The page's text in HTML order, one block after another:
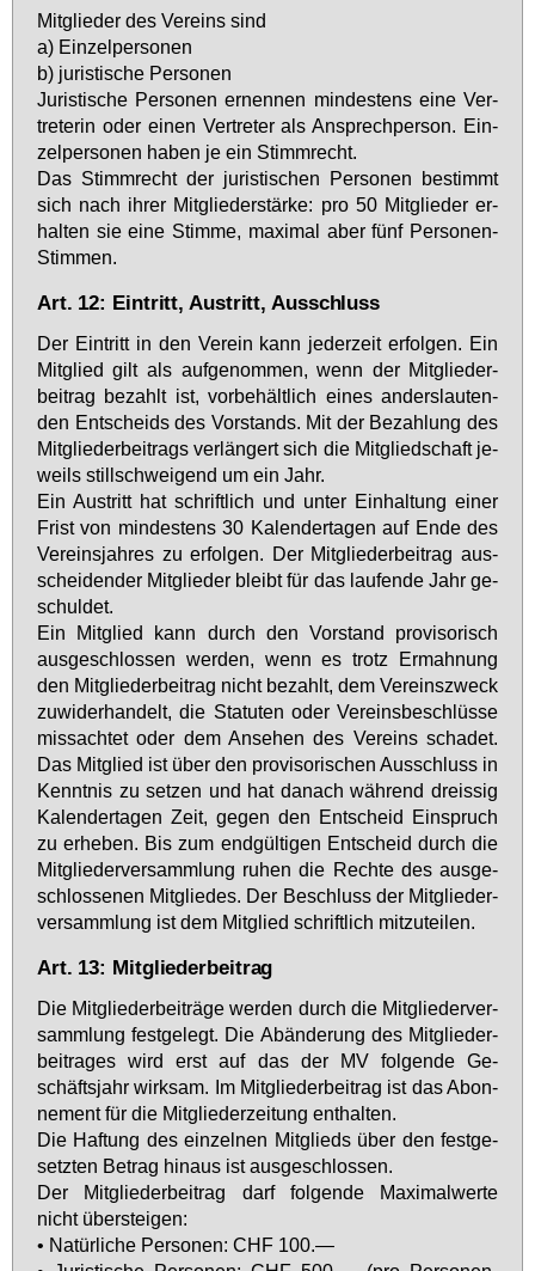
Mit­glie­der des Ver­eins sind
a) Ein­zel­per­so­nen
b) ju­ris­ti­sche Per­so­nen
Ju­ris­ti­sche Per­so­nen er­nen­nen min­des­tens ei­ne Ver­
tre­te­rin oder ei­nen Ver­tre­ter als An­sprech­per­son. Ein­
zel­per­so­nen ha­ben je ein Stimm­recht.
Das Stimm­recht der ju­ris­ti­schen Per­so­nen be­stimmt
sich nach ih­rer Mit­glie­der­stär­ke: pro 50 Mit­glie­der er­
hal­ten sie ei­ne Stim­me, ma­xi­mal aber fünf Per­so­nen-
Stim­men.
Art. 12: Eintritt, Austritt, Ausschluss
Der Ein­tritt in den Ver­ein kann je­der­zeit er­fol­gen. Ein
Mit­glied gilt als auf­ge­nom­men, wenn der Mit­glie­der­
bei­trag be­zahlt ist, vor­be­hält­lich ei­nes an­ders­lau­ten­
den Ent­scheids des Vor­stands. Mit der Be­zah­lung des
Mit­glie­der­bei­trags ver­län­gert sich die Mit­glied­schaft je­
weils still­schwei­gend um ein Jahr.
Ein Aus­tritt hat schrift­lich und un­ter Ein­hal­tung ei­ner
Frist von min­des­tens 30 Ka­len­der­ta­gen auf En­de des
Ver­eins­jah­res zu er­fol­gen. Der Mit­glie­der­bei­trag aus­
schei­den­der Mit­glie­der bleibt für das lau­fen­de Jahr ge­
schul­det.
Ein Mit­glied kann durch den Vor­stand pro­vi­so­risch
aus­ge­schlos­sen wer­den, wenn es trotz Er­mah­nung
den Mit­glie­der­bei­trag nicht be­zahlt, dem Ver­eins­zweck
zu­wi­der­han­delt, die Sta­tu­ten oder Ver­eins­be­schlüs­se
miss­ach­tet oder dem An­se­hen des Ver­eins scha­det.
Das Mit­glied ist über den pro­vi­so­ri­schen Aus­schluss in
Kennt­nis zu set­zen und hat da­nach wäh­rend dreis­sig
Ka­len­der­ta­gen Zeit, ge­gen den Ent­scheid Ein­spruch
zu er­he­ben. Bis zum end­gül­ti­gen Ent­scheid durch die
Mit­glie­der­ver­samm­lung ru­hen die Rech­te des aus­ge­
schlos­se­nen Mit­glie­des. Der Be­schluss der Mit­glie­der­
ver­samm­lung ist dem Mit­glied schrift­lich mit­zu­tei­len.
Art. 13: Mitgliederbeitrag
Die Mit­glie­der­bei­trä­ge wer­den durch die Mit­glie­der­ver­
samm­lung fest­ge­legt. Die Ab­än­de­rung des Mit­glie­der­
bei­tra­ges wird erst auf das der MV fol­gen­de Ge­
schäfts­jahr wirk­sam. Im Mit­glie­der­bei­trag ist das Abon­
ne­ment für die Mit­glie­der­zei­tung ent­hal­ten.
Die Haf­tung des ein­zel­nen Mit­glieds über den fest­ge­
setz­ten Be­trag hin­aus ist aus­ge­schlos­sen.
Der Mit­glie­der­bei­trag darf fol­gen­de Ma­xi­mal­wer­te
nicht über­stei­gen:
• Na­tür­li­che Per­so­nen: CHF 100.—